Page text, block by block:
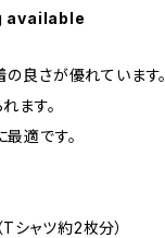
available
良さが優れています。
ます。
適です。
シャツ約2枚分）